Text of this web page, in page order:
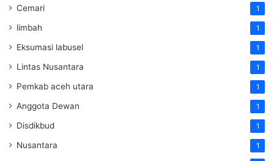
Cemari 1
limbah 1
Eksumasi labusel 1
Lintas Nusantara 1
Pemkab aceh utara 1
Anggota Dewan 1
Disdikbud 1
Nusantara 1